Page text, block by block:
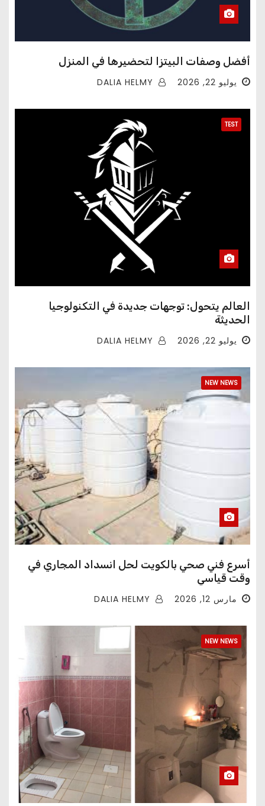
أفضل وصفات البيتزا لتحضيرها في المنزل
يوليو 22, 2026
TEST
العالم يتحول: توجهات جديدة في التكنولوجيا
الحديثة
يوليو 22, 2026
NEW NEWS
أسرع فني صحي بالكويت لحل انسداد المجاري في
وقت قياسي
مارس 12, 2026
NEW NEWS